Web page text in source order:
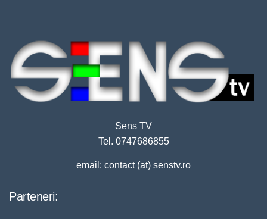
Sens TV
Tel. 0747686855
email: contact (at) senstv.ro
Parteneri: